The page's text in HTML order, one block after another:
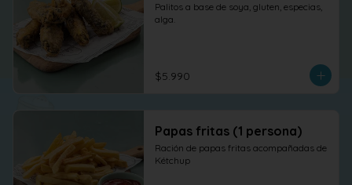
Palitos a base de soya, gluten, especias,
alga.
$5.990
Papas fritas (1 persona)
Ración de papas fritas acompañadas de
Kétchup